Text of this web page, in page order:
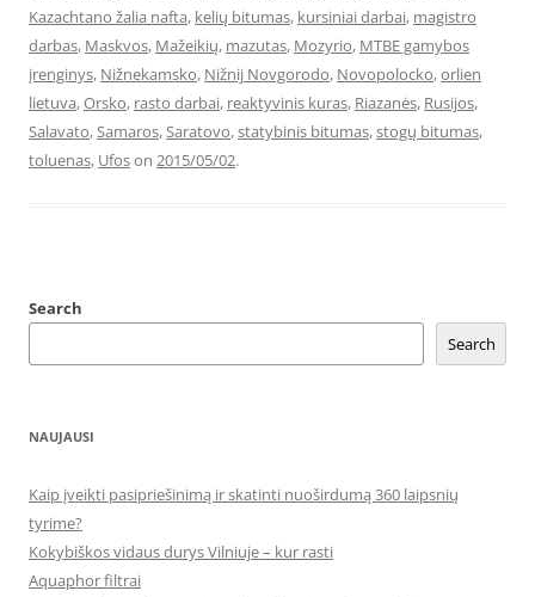
Kazachtano žalia nafta, kelių bitumas, kursiniai darbai, magistro
darbas, Maskvos, Mažeikių, mazutas, Mozyrio, MTBE gamybos
įrenginys, Nižnekamsko, Nižnij Novgorodo, Novopolocko,orlien
lietuva,Orsko, rasto darbai, reaktyvinis kuras, Riazanės, Rusijos,
Salavato,Samaros,Saratovo,statybinis bitumas,stogų bitumas,
toluenas, Ufoson 2015/05/02.
Search
Search
NAUJAUSI
Kaip įveikti pasipriešinimą ir skatinti nuoširdumą 360 laipsnių
tyrime?
Kokybiškos vidaus durys Vilniuje – kur rasti
Aquaphor filtrai